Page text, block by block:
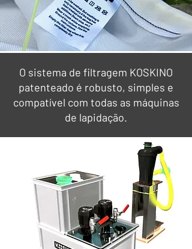
O sistema de filtragem KOSKINO
patenteado é robusto, simples e
compatível com todas as máquinas
de lapidação.